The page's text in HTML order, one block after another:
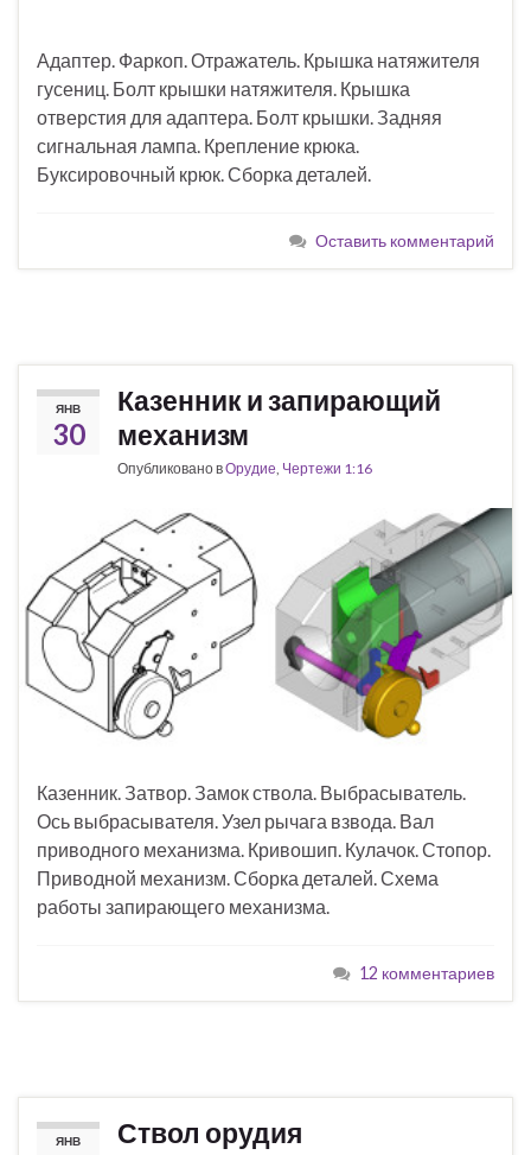
Адаптер. Фаркоп. Отражатель. Крышка натяжителя
гусениц. Болт крышки натяжителя. Крышка
отверстия для адаптера. Болт крышки. Задняя
сигнальная лампа. Крепление крюка.
Буксировочный крюк. Сборка деталей.
Оставить комментарий
ЯНВ
30
Казенник и запирающий
механизм
Опубликовано вОрудие, Чертежи 1:16
Казенник. Затвор. Замок ствола. Выбрасыватель.
Ось выбрасывателя. Узел рычага взвода. Вал
приводного механизма. Кривошип. Кулачок. Стопор.
Приводной механизм. Сборка деталей. Схема
работы запирающего механизма.
12 комментариев
ЯНВ Ствол орудия